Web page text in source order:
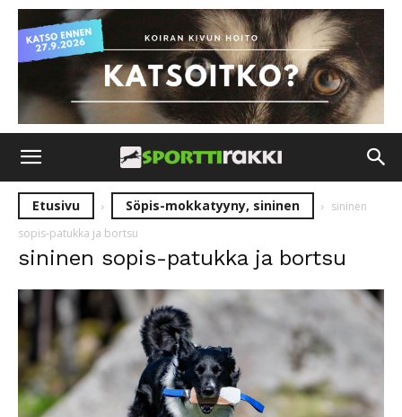
Etusivu Söpis-mokkatyyny, sininen
sininen
sopis-patukka ja bortsu
sininen sopis-patukka ja bortsu